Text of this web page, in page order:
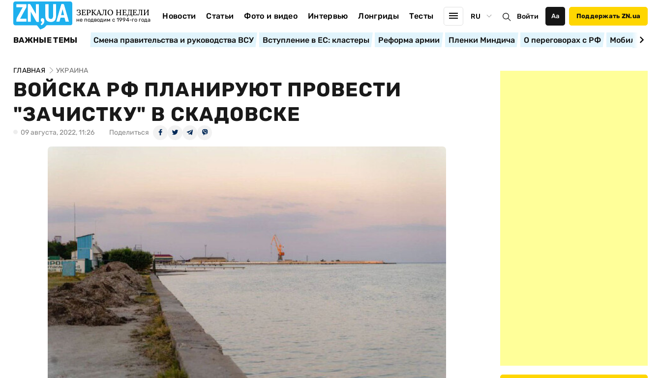
ЗЕРКАЛО НЕДЕЛИ
не подводим с 1994-го года Новости Статьи Фото и видео Интервью Лонгриды Тесты RU Войти Аа Поддержать ZN.ua
ВАЖНЫЕ ТЕМЫ Смена правительства и руководства ВСУ Вступление в ЕС: кластеры Реформа армии Пленки Миндича О переговорах с РФ
ГЛАВНАЯ УКРАИНА
ВОЙСКА РФ ПЛАНИРУЮТ ПРОВЕСТИ
"ЗАЧИСТКУ" В СКАДОВСКЕ
09 августа, 2022, 11:26 Поделиться